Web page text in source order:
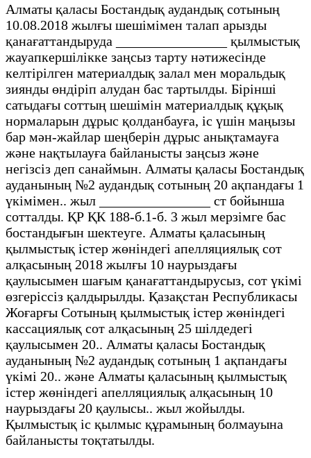
Алматы қаласы Бостандық аудандық сотының
10.08.2018 жылғы шешімімен талап арызды
қанағаттандыруда ________________ қылмыстық
жауапкершілікке заңсыз тарту нәтижесінде
келтірілген материалдық залал мен моральдық
зиянды өндіріп алудан бас тартылды. Бірінші
сатыдағы соттың шешімін материалдық құқық
нормаларын дұрыс қолданбауға, іс үшін маңызы
бар мән-жайлар шеңберін дұрыс анықтамауға
және нақтылауға байланысты заңсыз және
негізсіз деп санаймын. Алматы қаласы Бостандық
ауданының №2 аудандық сотының 20 ақпандағы 1
үкімімен.. жыл ________________ ст бойынша
сотталды. ҚР ҚК 188-б.1-б. 3 жыл мерзімге бас
бостандығын шектеуге. Алматы қаласының
қылмыстық істер жөніндегі апелляциялық сот
алқасының 2018 жылғы 10 наурыздағы
қаулысымен шағым қанағаттандырусыз, сот үкімі
өзгеріссіз қалдырылды. Қазақстан Республикасы
Жоғарғы Сотының қылмыстық істер жөніндегі
кассациялық сот алқасының 25 шілдедегі
қаулысымен 20.. Алматы қаласы Бостандық
ауданының №2 аудандық сотының 1 ақпандағы
үкімі 20.. және Алматы қаласының қылмыстық
істер жөніндегі апелляциялық алқасының 10
наурыздағы 20 қаулысы.. жыл жойылды.
Қылмыстық іс қылмыс құрамының болмауына
байланысты тоқтатылды.